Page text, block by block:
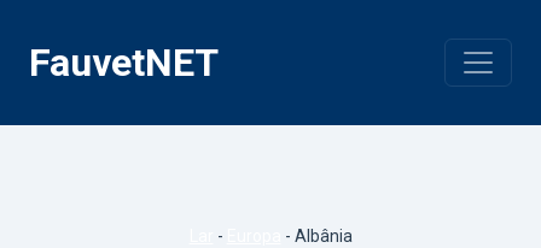
paraFauvetNET
- - Albânia